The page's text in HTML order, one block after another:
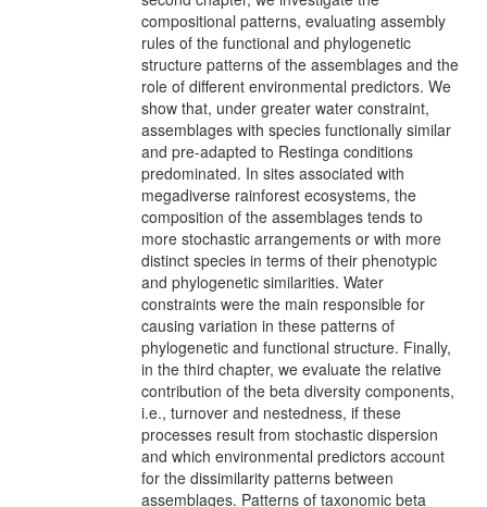
compositional patterns, evaluating assembly
rules of the functional and phylogenetic
structure patterns of the assemblages and the
role of different environmental predictors. We
show that, under greater water constraint,
assemblages with species functionally similar
and pre-adapted to Restinga conditions
predominated. In sites associated with
megadiverse rainforest ecosystems, the
composition of the assemblages tends to
more stochastic arrangements or with more
distinct species in terms of their phenotypic
and phylogenetic similarities. Water
constraints were the main responsible for
causing variation in these patterns of
phylogenetic and functional structure. Finally,
in the third chapter, we evaluate the relative
contribution of the beta diversity components,
i.e., turnover and nestedness, if these
processes result from stochastic dispersion
and which environmental predictors account
for the dissimilarity patterns between
assemblages. Patterns of taxonomic beta